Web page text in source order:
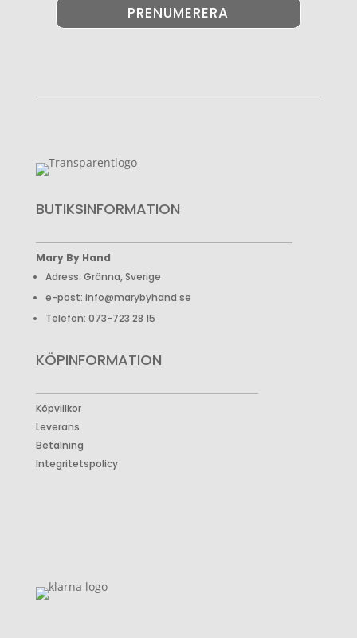
PRENUMERERA
BUTIKSINFORMATION
Mary By Hand
Adress: Gränna, Sverige
e-post: info@marybyhand.se
Telefon: 073-723 28 15
KÖPINFORMATION
Köpvillkor
Leverans
Betalning
Integritetspolicy